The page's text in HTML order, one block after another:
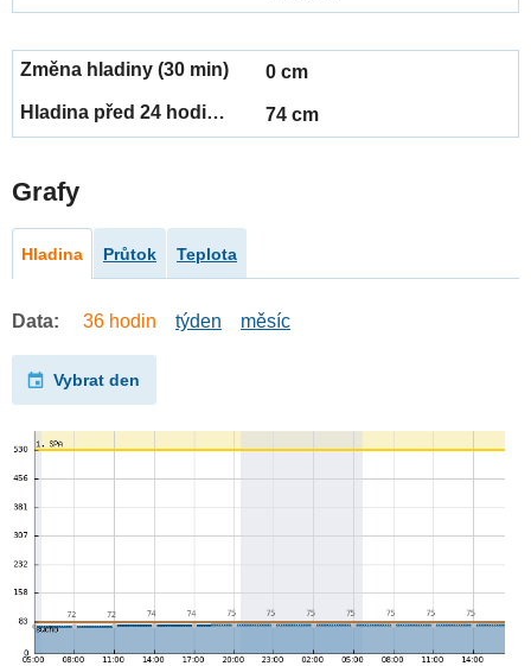
0 cm
74 cm
Grafy
Hladina Průtok Teplota
Data: 36 hodin týden měsíc
Vybrat den